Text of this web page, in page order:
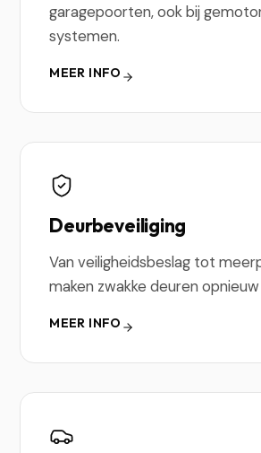
garagepoorten, ook bij
systemen.
MEER INFO
Deurbeveiliging
Van veiligheidsbeslag tot
maken zwakke deuren
MEER INFO